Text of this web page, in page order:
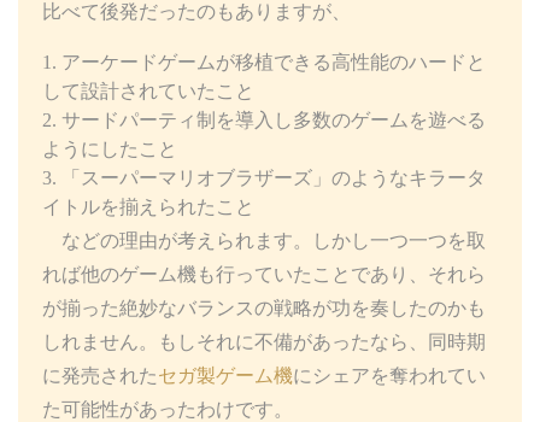
比べて後発だったのもありますが、
アーケードゲームが移植できる高性能のハードと
して設計されていたこと
サードパーティ制を導入し多数のゲームを遊べる
ようにしたこと
「スーパーマリオブラザーズ」のようなキラータ
イトルを揃えられたこと
などの理由が考えられます。しかし一つ一つを取
れば他のゲーム機も行っていたことであり、それら
が揃った絶妙なバランスの戦略が功を奏したのかも
しれません。もしそれに不備があったなら、同時期
に発売されたセガ製ゲーム機にシェアを奪われてい
た可能性があったわけです。